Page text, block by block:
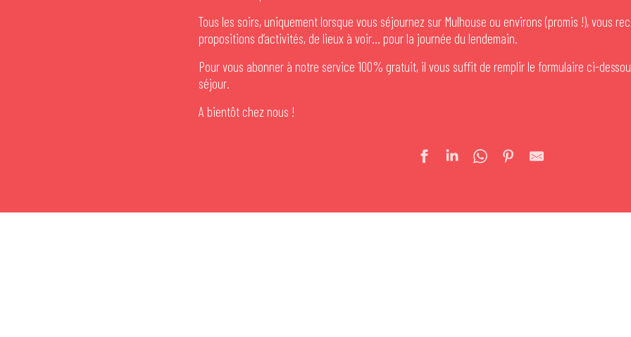
Tous les soirs, uniquement lorsque vous séjournez sur Mulhouse ou environs (promis !), vous
propositions d’activités, de lieux à voir… pour la journée du lendemain.
Pour vous abonner à notre service 100% gratuit, il vous suffit de remplir le formulaire ci-
séjour.
A bientôt chez nous !